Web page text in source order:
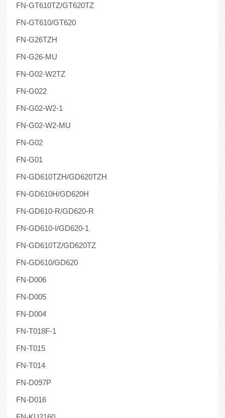
FN-GT610TZ/GT620TZ
FN-GT610/GT620
FN-G26TZH
FN-G26-MU
FN-G02-W2TZ
FN-G022
FN-G02-W2-1
FN-G02-W2-MU
FN-G02
FN-G01
FN-GD610TZH/GD620TZH
FN-GD610H/GD620H
FN-GD610-R/GD620-R
FN-GD610-I/GD620-1
FN-GD610TZ/GD620TZ
FN-GD610/GD620
FN-D006
FN-D005
FN-D004
FN-T018F-1
FN-T015
FN-T014
FN-D097P
FN-D016